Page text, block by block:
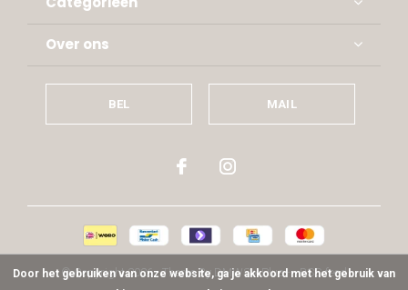
Over ons
BEL MAIL
© Copyright2026- Theme ByDMWSxPlus+ -RSS-feed
Door het gebruiken van onze website, ga je akkoord met het gebruik van